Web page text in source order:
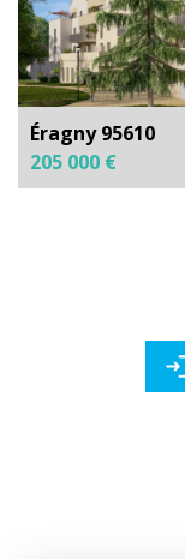
Éragny 95610
205 000 €